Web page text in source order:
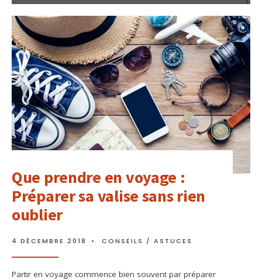
Que prendre en voyage :
Préparer sa valise sans rien
oublier
4 DÉCEMBRE 2018 • CONSEILS / ASTUCES
Partir en voyage commence bien souvent par préparer